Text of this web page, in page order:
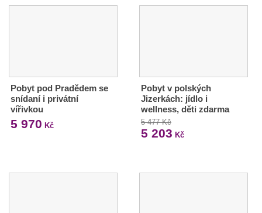
Pobyt pod Pradědem se
snídaní i privátní
vířivkou
5 970 Kč
Pobyt v polských
Jizerkách: jídlo i
wellness, děti zdarma
5 477 Kč
5 203 Kč